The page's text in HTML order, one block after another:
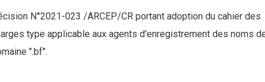
N°2021-023 /ARCEP/CR portant adoption du cahier des
type applicable aux agents d'enregistrement des noms
".bf".